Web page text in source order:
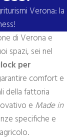
Verona: la
di Verona e
spazi, sei nel
per
comfort e
della fattoria
e Made in
specifiche e